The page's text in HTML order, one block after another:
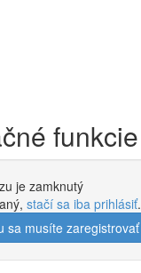
funkcie
je zamknutý
stačí sa iba prihlásiť.
sa musíte zaregistrovať